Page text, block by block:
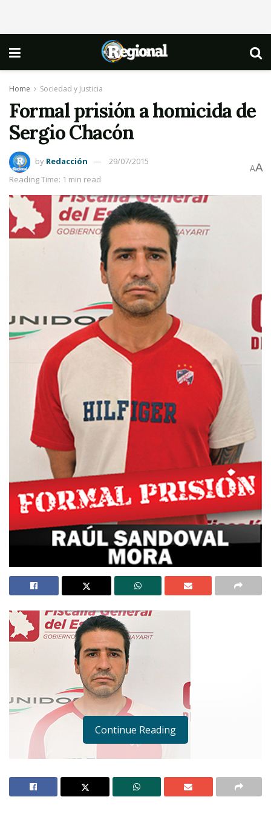
Home Sociedad y Justicia
Formal prisión a homicida de
Sergio Chacón
by Redacción
29/07/2015
Reading Time: 1 min read
AA
Continue Reading